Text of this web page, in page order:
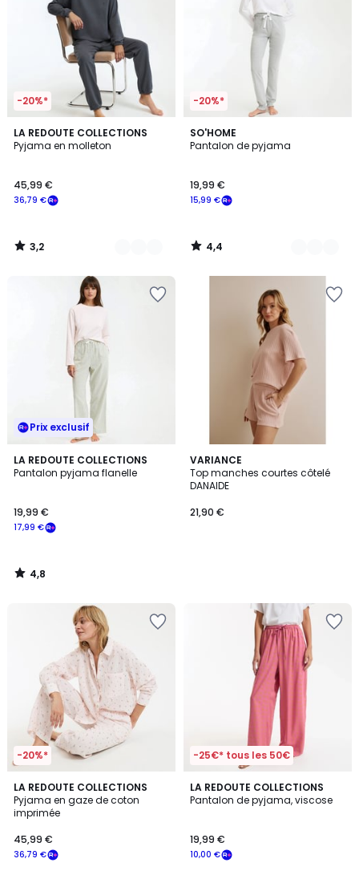
-20%*
LA REDOUTE COLLECTIONS
Pyjama en molleton
36,79 €
45,99 €
3,2
/ 5
2
Couleurs
3,2
/
-20%*
SO'HOME
Pantalon de pyjama
15,99 €
19,99 €
4,4
/ 5
2
Couleurs
4,4
/
Prix exclusif
LA REDOUTE COLLECTIONS
Pantalon pyjama flanelle
17,99 €
19,99 €
4,8
/ 5
4,8
/
VARIANCE
Top manches courtes côtelé
DANAIDE
21,90 €
-20%*
LA REDOUTE COLLECTIONS
Pyjama en gaze de coton
imprimée
36,79 €
45,99 €
4,6
/ 5
-25€* tous les 50€
LA REDOUTE COLLECTIONS
Pantalon de pyjama, viscose
10,00 €
19,99 €